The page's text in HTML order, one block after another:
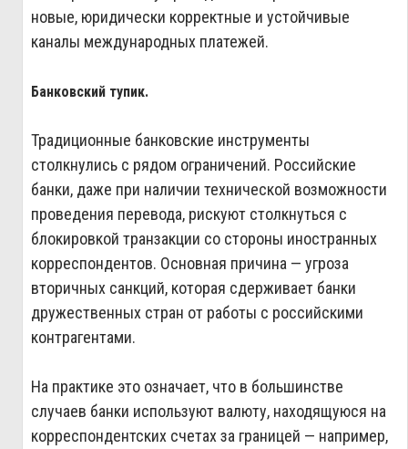
новые, юридически корректные и устойчивые
каналы международных платежей.
Банковский тупик.
Традиционные банковские инструменты
столкнулись с рядом ограничений. Российские
банки, даже при наличии технической возможности
проведения перевода, рискуют столкнуться с
блокировкой транзакции со стороны иностранных
корреспондентов. Основная причина — угроза
вторичных санкций, которая сдерживает банки
дружественных стран от работы с российскими
контрагентами.
На практике это означает, что в большинстве
случаев банки используют валюту, находящуюся на
корреспондентских счетах за границей — например,